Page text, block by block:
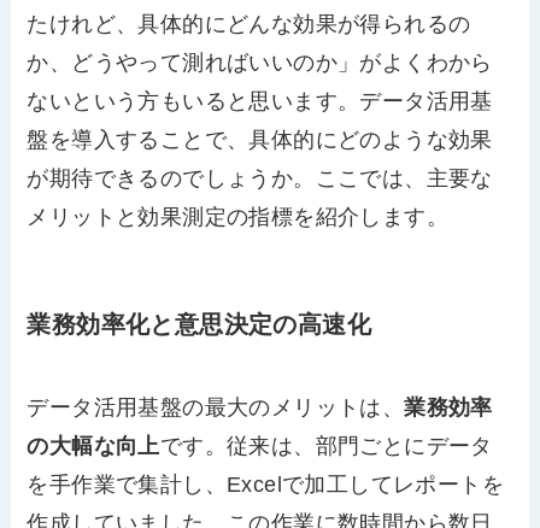
たけれど、具体的にどんな効果が得られるの
か、どうやって測ればいいのか」がよくわから
ないという方もいると思います。データ活用基
盤を導入することで、具体的にどのような効果
が期待できるのでしょうか。ここでは、主要な
メリットと効果測定の指標を紹介します。
業務効率化と意思決定の高速化
データ活用基盤の最大のメリットは、業務効率
の大幅な向上です。従来は、部門ごとにデータ
を手作業で集計し、Excelで加工してレポートを
作成していました。この作業に数時間から数日